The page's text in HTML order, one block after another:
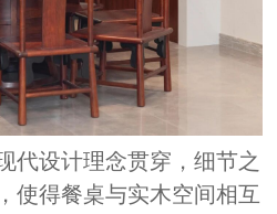
代设计理念贯穿，细节之
使得餐桌与实木空间相互